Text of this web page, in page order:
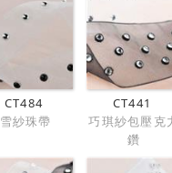
CT484
雪紗珠帶
CT441
巧琪紗包壓克
鑽